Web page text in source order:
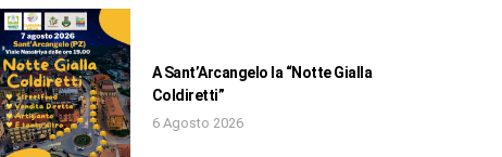
A Sant’Arcangelo la “Notte Gialla
Coldiretti”
6 Agosto 2026